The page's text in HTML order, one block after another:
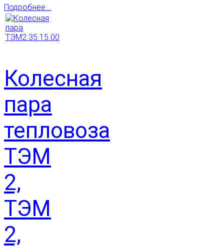
Подробнее...
Колесная
пара
тепловоза
ТЭМ
2,
ТЭМ
2,